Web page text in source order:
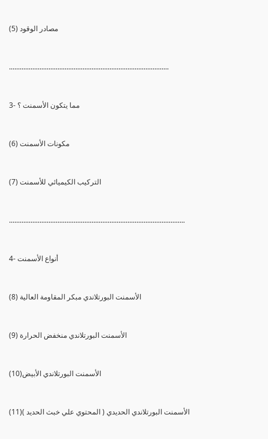
(5) مصادر الوقود
.........................................................................................
3- مما يتكون الأسمنت ؟
(6) مكونات الأسمنت
(7) التركيب الكيميائي للأسمنت
..................................................................................................
4- أنواع الأسمنت
(8) الأسمنت البورتلاندي مبكر المقاومة العالية
(9) الأسمنت البورتلاندي منخفض الحرارة
(10)الأسمنت البورتلاندي الأبيض
(11)الأسمنت البورتلاندي الحديدي ( المحتوي علي خبث الحديد )